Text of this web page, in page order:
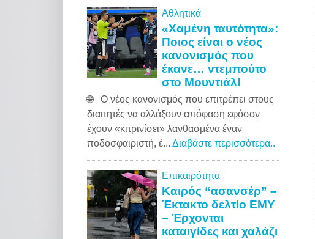
Αθλητικά
«Χαμένη ταυτότητα»:
Ποιος είναι ο νέος
κανονισμός που
έκανε… ντεμπούτο
στο Μουντιάλ!
🌐 Ο νέος κανονισμός που επιτρέπει στους
διαιτητές να αλλάξουν απόφαση εφόσον
έχουν «κιτρινίσει» λανθασμένα έναν
ποδοσφαιριστή, έ... Διαβάστε περισσότερα..
Επικαιρότητα
Καιρός “ασανσέρ” –
Έκτακτο δελτίο ΕΜΥ
– Έρχονται
καταιγίδες και χαλάζι